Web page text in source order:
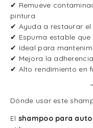
✔ Remueve
pintura
✔ Ayuda a restaurar
✔ Espuma estable
✔ Ideal para
✔ Mejora la
✔ Alto rendimiento en
Dónde usar este
El shampoo para